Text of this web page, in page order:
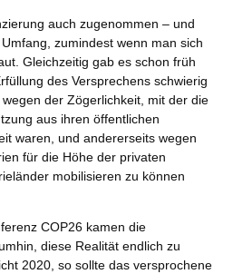
auch zugenommen – und
zumindest wenn man sich
Gleichzeitig gab es schon früh
des Versprechens schwierig
der Zögerlichkeit, mit der die
aus ihren öffentlichen
waren, und andererseits wegen
für die Höhe der privaten
mobilisieren zu können
COP26 kamen die
diese Realität endlich zu
2020, so sollte das versprochene